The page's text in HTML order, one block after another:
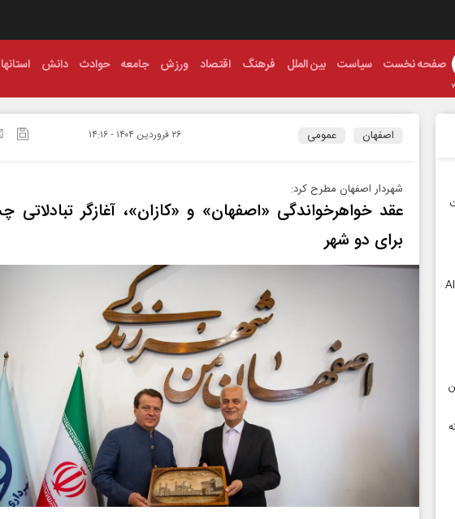
صفحه نخست سیاست بین الملل فرهنگ اقتصاد ورزش جامعه حوادث دانش استانها
اصفهان عمومی ۲۶ فروردين ۱۴۰۴ - ۱۴:۱۶
شهردار اصفهان مطرح کرد:
عقد خواهرخواندگی «اصفهان» و «کازان»، آغازگر تبادلاتی
برای دو شهر
تا دیر نشده جلوی هوش مصنوعی را بگیرید / AI